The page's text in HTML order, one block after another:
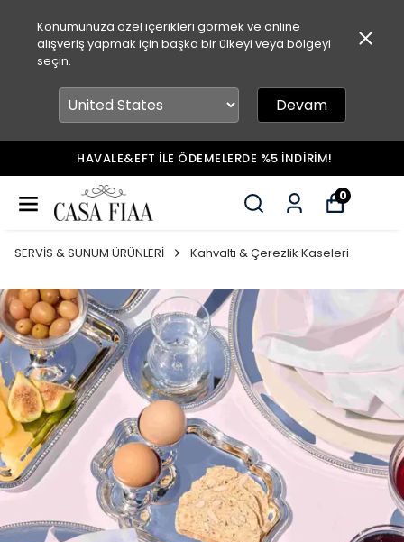
Konumunuza özel içerikleri görmek ve online
alışveriş yapmak için başka bir ülkeyi veya bölgeyi
seçin.
Devam
HAVALE&EFT İLE ÖDEMELERDE %5 İNDİRİM!
0
SERVİS & SUNUM ÜRÜNLERİ Kahvaltı & Çerezlik Kaseleri